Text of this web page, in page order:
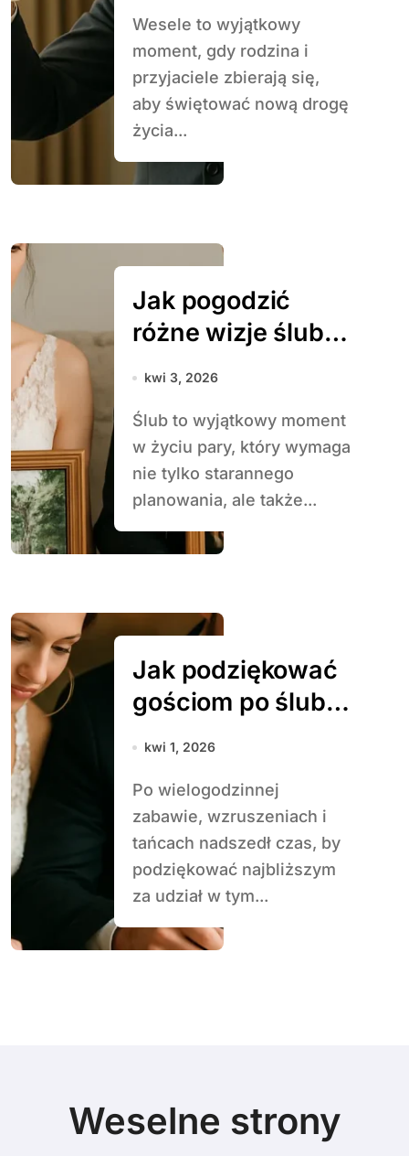
Wesele to wyjątkowy
moment, gdy rodzina i
przyjaciele zbierają się,
aby świętować nową drogę
życia...
Jak pogodzić
różne wizje ślubu
w parze
kwi 3, 2026
Ślub to wyjątkowy moment
w życiu pary, który wymaga
nie tylko starannego
planowania, ale także...
Jak podziękować
gościom po ślubie
– pomysły na
kwi 1, 2026
Po wielogodzinnej
zabawie, wzruszeniach i
tańcach nadszedł czas, by
podziękować najbliższym
za udział w tym...
Weselne strony